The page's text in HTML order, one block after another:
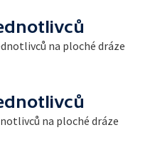
na ploché dráze
na ploché dráze